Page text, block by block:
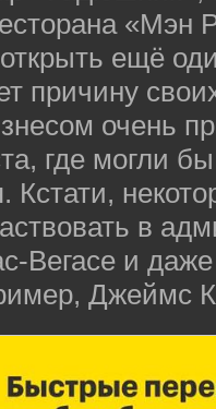
«Мэн
ещё
причину
очень
где могли бы
Кстати,
в
Вегасе и
Джеймс